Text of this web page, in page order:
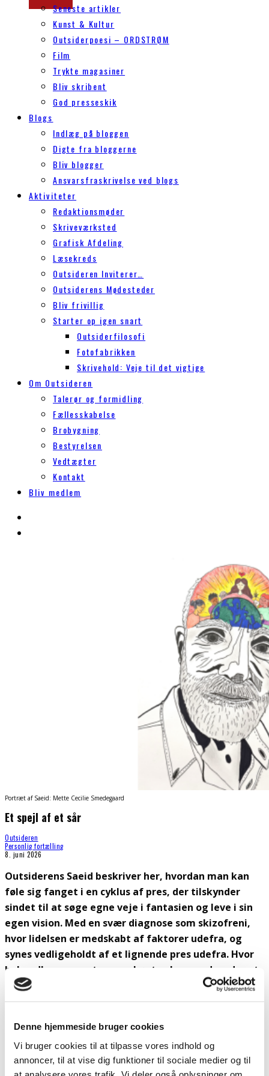
Denne hjemmeside bruger cookies
Vi bruger cookies til at tilpasse vores indhold og
annoncer, til at vise dig funktioner til sociale medier og til
Seneste artikler
Kunst & Kultur
Outsiderpoesi – ORDSTRØM
Film
Trykte magasiner
Bliv skribent
God presseskik
Blogs
Indlæg på bloggen
Digte fra bloggerne
Bliv blogger
Ansvarsfraskrivelse ved blogs
Aktiviteter
Redaktionsmøder
Skriveværksted
Grafisk Afdeling
Læsekreds
Outsideren Inviterer…
Outsiderens Mødesteder
Bliv frivillig
Starter op igen snart
Outsiderfilosofi
Fotofabrikken
Skrivehold: Veje til det vigtige
Om Outsideren
Talerør og formidling
Fællesskabelse
Brobygning
Bestyrelsen
Vedtægter
Kontakt
Bliv medlem
Portræt af Saeid: Mette Cecilie Smedegaard
Et spejl af et sår
Outsideren
Personlig fortælling
8. juni 2026
Outsiderens Saeid beskriver her, hvordan man kan
føle sig fanget i en cyklus af pres, der tilskynder
sindet til at søge egne veje i fantasien og leve i sin
egen vision. Med en svær diagnose som skizofreni,
hvor lidelsen er medskabt af faktorer udefra, og
synes vedligeholdt af et lignende pres udefra. Hvor
behandlere og systemer, skønt velmenende, yder et
pres, der ikke er befordrende for heling og
helbredelse. Teksten er skrevet på farsi, oversat
Skrevet af Saeid Saadati
En person, der er diagnosticeret med skizofreni, er blevet